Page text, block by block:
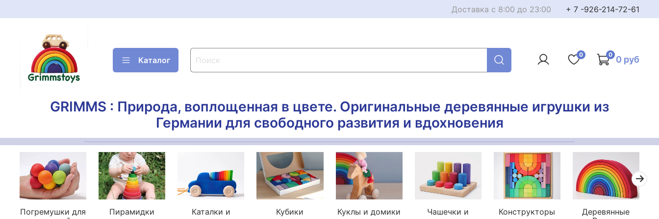
Доставка с 8:00 до 23:00 + 7 -926-214-72-61
Каталог
0 0 0 руб
GRIMMS : Природа, воплощенная в цвете. Оригинальные деревянные игрушки из
Германии для свободного развития и вдохновения
Погремушки для
Пирамидки
Каталки и
Кубики Куклы и домики
Чашечки и
Конструкторы
Деревянные